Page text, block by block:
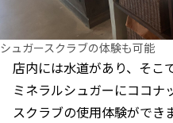
シュガースクラブの体験も可能
店内には水道があり、そこ
ミネラルシュガーにココナ
スクラブの使用体験ができ